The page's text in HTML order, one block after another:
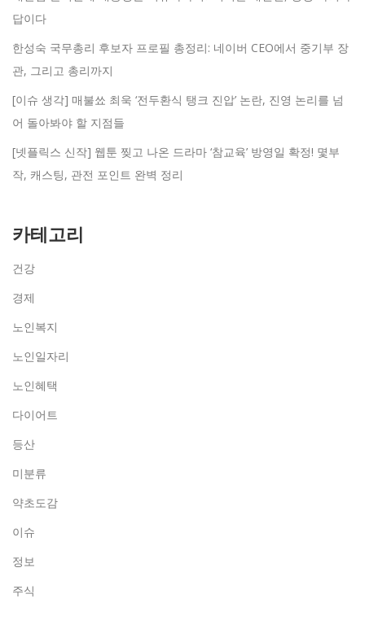
답이다
한성숙 국무총리 후보자 프로필 총정리: 네이버 CEO에서 중기부 장
관, 그리고 총리까지
[이슈 생각] 매불쑈 최욱 ‘전두환식 탱크 진압’ 논란, 진영 논리를 넘
어 돌아봐야 할 지점들
[넷플릭스 신작] 웹툰 찢고 나온 드라마 ‘참교육’ 방영일 확정! 몇부
작, 캐스팅, 관전 포인트 완벽 정리
카테고리
건강
경제
노인복지
노인일자리
노인혜택
다이어트
등산
미분류
약초도감
이슈
정보
주식